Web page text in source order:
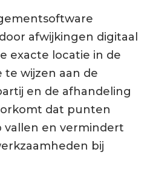
afwijkingen digitaal
exacte locatie in de
wijzen aan de
en de afhandeling
dat punten
vallen en vermindert
bij